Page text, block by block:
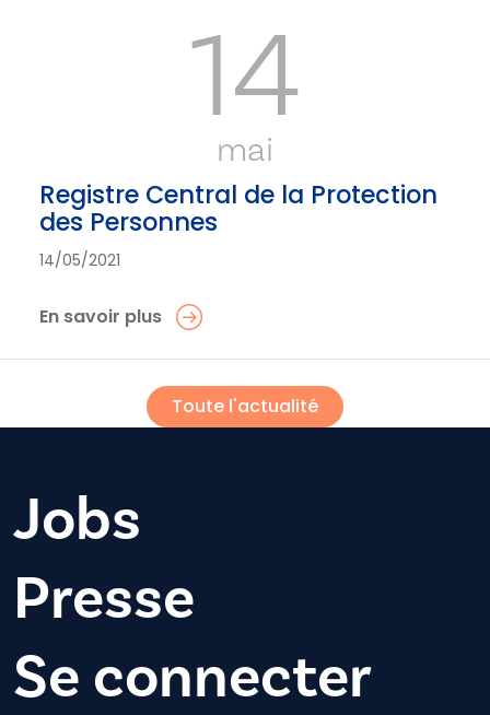
14
mai
Registre Central de la Protection
des Personnes
14/05/2021
En savoir plus
Toute l'actualité
Jobs
Presse
Se connecter